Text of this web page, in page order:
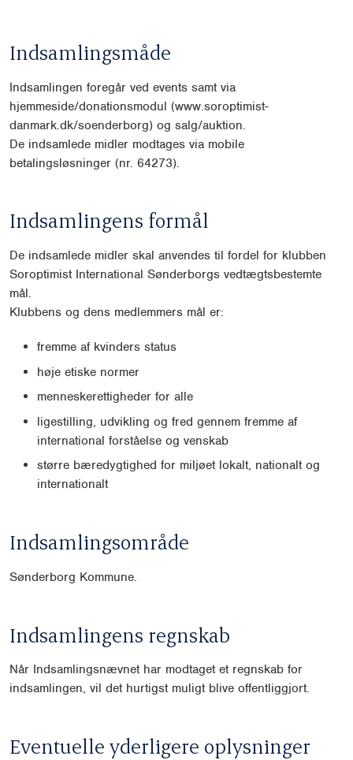
Indsamlingsmåde
Indsamlingen foregår ved events samt via
hjemmeside/donationsmodul (www.soroptimist-
danmark.dk/soenderborg) og salg/auktion.
De indsamlede midler modtages via mobile
betalingsløsninger (nr. 64273).
Indsamlingens formål
De indsamlede midler skal anvendes til fordel for klubben
Soroptimist International Sønderborgs vedtægtsbestemte
mål.
Klubbens og dens medlemmers mål er:
fremme af kvinders status
høje etiske normer
menneskerettigheder for alle
ligestilling, udvikling og fred gennem fremme af
international forståelse og venskab
større bæredygtighed for miljøet lokalt, nationalt og
internationalt
Indsamlingsområde
Sønderborg Kommune.
Indsamlingens regnskab
Når Indsamlingsnævnet har modtaget et regnskab for
indsamlingen, vil det hurtigst muligt blive offentliggjort.
Eventuelle yderligere oplysninger